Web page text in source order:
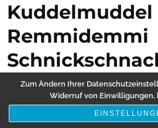
Kuddelmuddel
Remmidemmi
Gedichte für
Arne
Zum Ändern Ihrer
Widerruf von Einwilligungen,